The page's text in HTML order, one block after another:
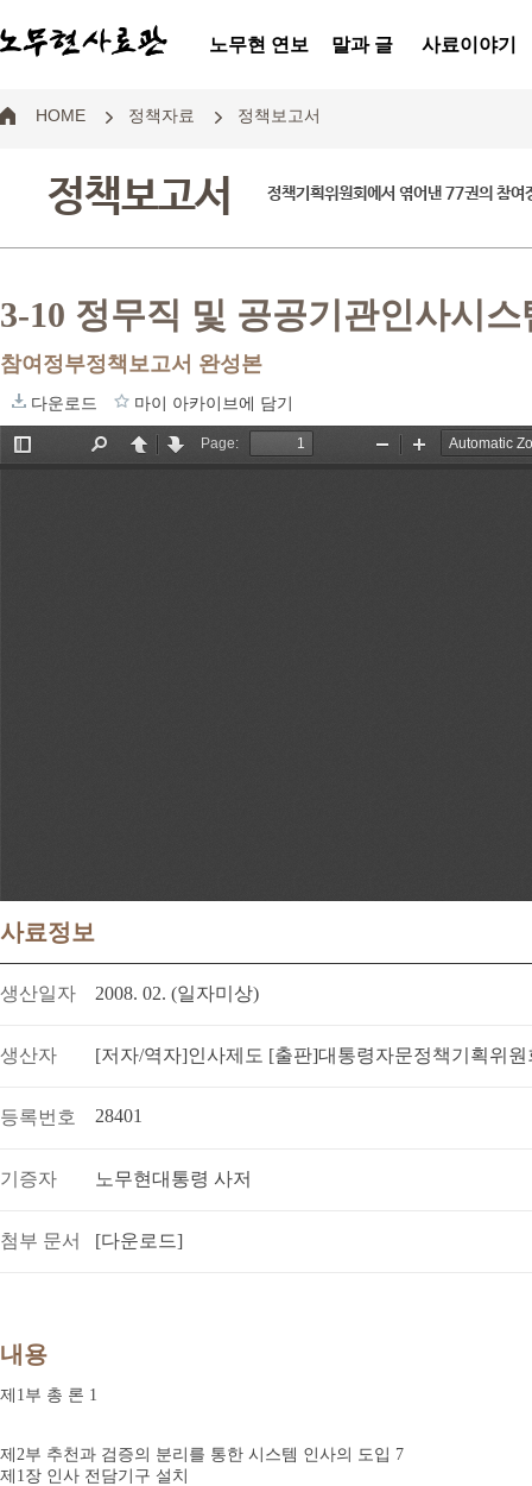
노무현 연보 말과 글 사료이야기
HOME 정책자료 정책보고서
정책보고서 정책기획위원회에서 엮어낸 77권의 참여
3-10 정무직 및 공공기관인사시
참여정부정책보고서 완성본
다운로드 마이 아카이브에 담기
사료정보
생산일자 2008. 02. (일자미상)
생산자 [저자/역자]인사제도 [출판]대통령자문정책기획위원
등록번호 28401
기증자 노무현대통령 사저
첨부 문서 [다운로드]
내용
제1부 총 론 1
제2부 추천과 검증의 분리를 통한 시스템 인사의 도입 7
제1장 인사 전담기구 설치